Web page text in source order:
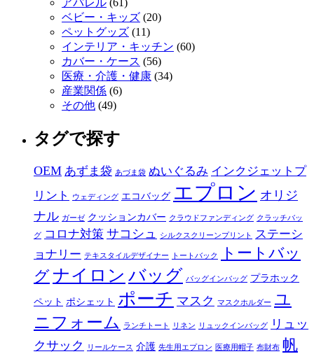
アパレル (61)
ベビー・キッズ (20)
ペットグッズ (11)
インテリア・キッチン (60)
カバー・ケース (56)
医療・介護・健康 (34)
産業関係 (6)
その他 (49)
タグで探す
OEM あずま袋 あづま袋 ぬいぐるみ インクジェットプ
リント
ウェディング エコバッグ エプロン オリジ
ナル ガーゼ クッションカバー クラウドファンディング クラッチバッ
グ コロナ対策 サコシュ シルクスクリーンプリント
ステーシ
ョナリー テキスタイルデザイナー トートバック
トートバッ
グナイロン バッグ バッグインバッグ プラホック
ペット ポシェット ポーチ マスク マスクホルダー ユ
ニフォーム
ランチトート リネン リュックインバッグ
リュッ
クサック
リールケース 介護 先生用エプロン 医療用帽子 布財布 帆